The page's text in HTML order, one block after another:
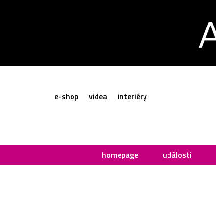
e-shop videa interiéry
homepage události